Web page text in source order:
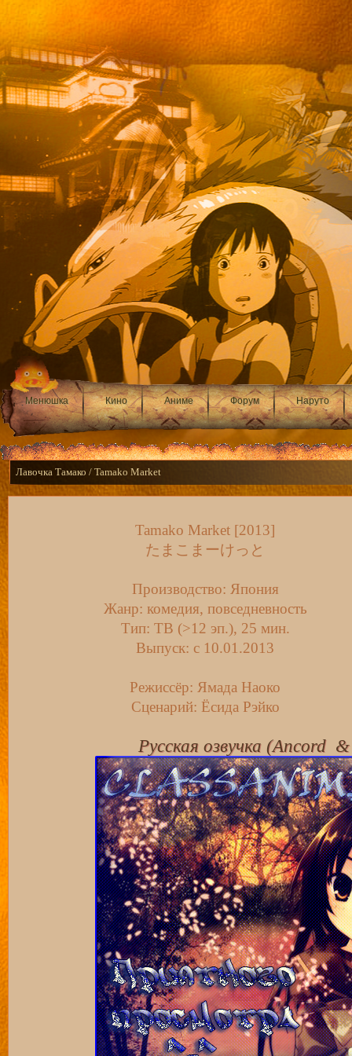
Менюшка Кино Аниме Форум Наруто
Лавочка Тамако / Tamako Market
Tamako Market [2013]
たまこまーけっと
Производство: Япония
Жанр: комедия, повседневность
Тип: ТВ (>12 эп.), 25 мин.
Выпуск: c 10.01.2013
Режиссёр: Ямада Наоко
Сценарий: Ёсида Рэйко
Русская озвучка (Ancord